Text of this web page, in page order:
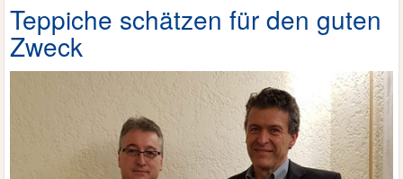
Teppiche schätzen für den guten
Zweck